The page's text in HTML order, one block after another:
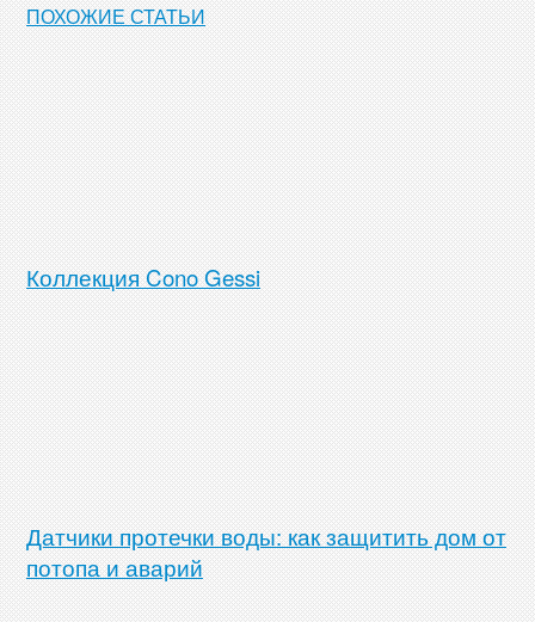
ПОХОЖИЕ СТАТЬИ
Коллекция Cono Gessi
Датчики протечки воды: как защитить дом от
потопа и аварий